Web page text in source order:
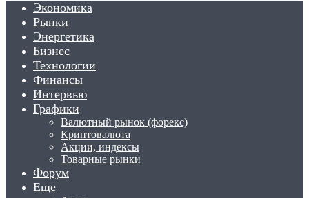
Экономика
Рынки
Энергетика
Бизнес
Технологии
Финансы
Интервью
Графики
Валютный рынок (форекс)
Криптовалюта
Акции, индексы
Товарные рынки
Форум
Еще